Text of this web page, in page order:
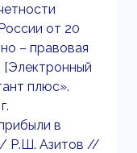
от 20
– правовая
[Электронный
плюс».
в
Р.Ш. Азитов //